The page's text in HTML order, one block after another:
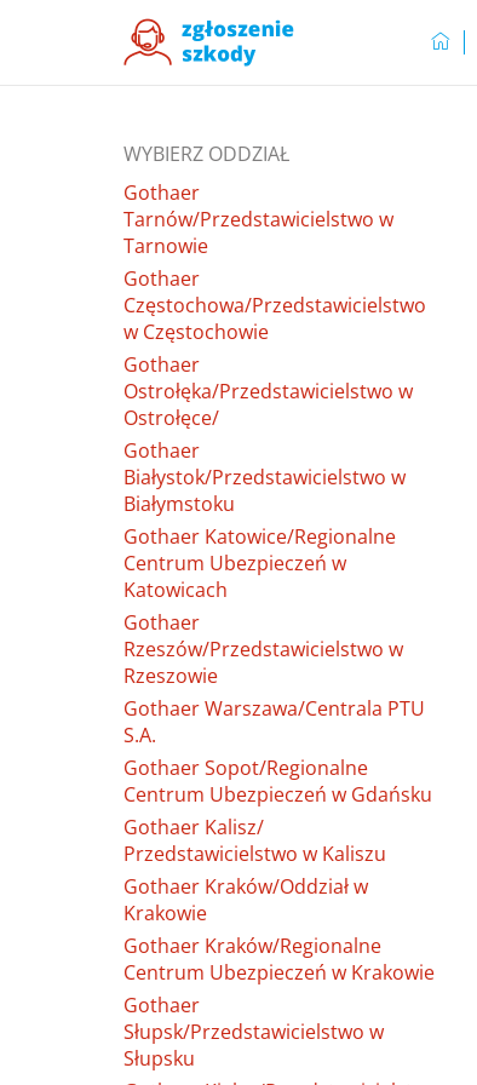
WYBIERZ ODDZIAŁ
Gothaer
Tarnów/Przedstawicielstwo w
Tarnowie
Gothaer
Częstochowa/Przedstawicielstwo
w Częstochowie
Gothaer
Ostrołęka/Przedstawicielstwo w
Ostrołęce/
Gothaer
Białystok/Przedstawicielstwo w
Białymstoku
Gothaer Katowice/Regionalne
Centrum Ubezpieczeń w
Katowicach
Gothaer
Rzeszów/Przedstawicielstwo w
Rzeszowie
Gothaer Warszawa/Centrala PTU
S.A.
Gothaer Sopot/Regionalne
Centrum Ubezpieczeń w Gdańsku
Gothaer Kalisz/
Przedstawicielstwo w Kaliszu
Gothaer Kraków/Oddział w
Krakowie
Gothaer Kraków/Regionalne
Centrum Ubezpieczeń w Krakowie
Gothaer
Słupsk/Przedstawicielstwo w
Słupsku